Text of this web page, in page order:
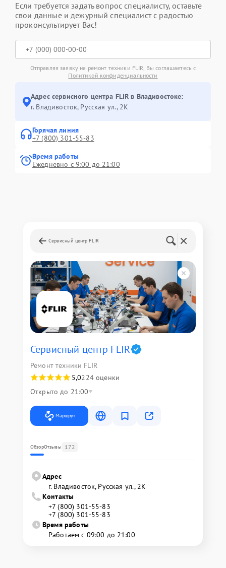
Если требуется задать вопрос специалисту, оставьте
свои данные и дежурный специалист с радостью
проконсультирует Вас!
Отправляя заявку на ремонт техники FLIR, Вы соглашаетесь с
Политикой конфиденциальности
Адрес сервисного центра FLIR в Владивостоке:
г. Владивосток, Русская ул., 2К
Горячая линия
+7 (800) 301-55-83
Время работы
Ежедневно с 9:00 до 21:00
Сервисный центр FLIR
Сервисный центр FLIR
Ремонт техники FLIR
5,0224 оценки
Открыто до 21:00
Маршрут
ОбзорОтзывы 172
Адрес
г. Владивосток, Русская ул., 2К
Контакты
+7 (800) 301-55-83
+7 (800) 301-55-83
Время работы
Работаем с 09:00 до 21:00